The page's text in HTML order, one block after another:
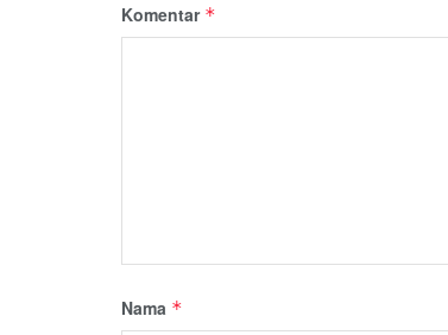
Komentar *
Nama *